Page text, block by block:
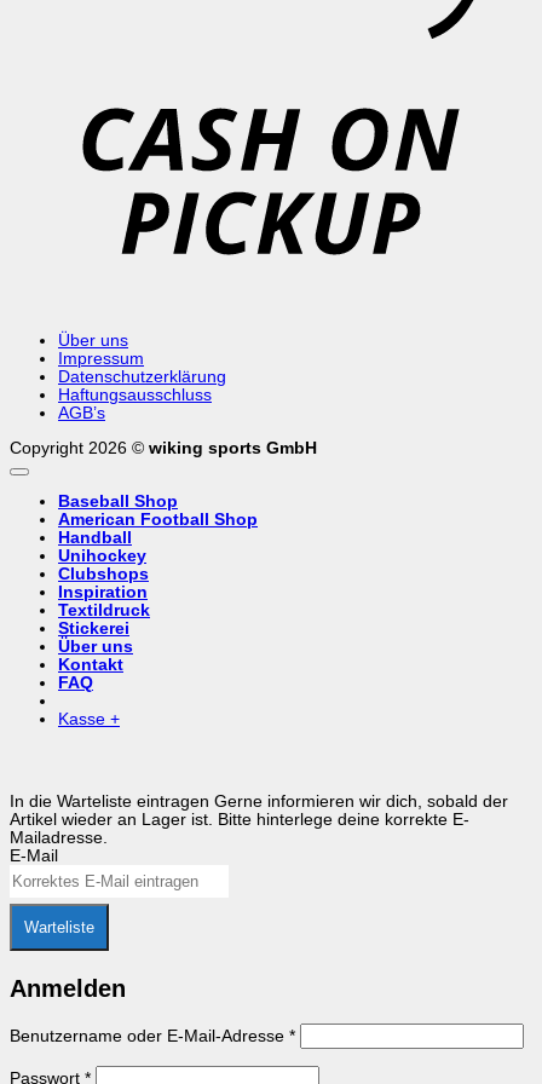
Über uns
Impressum
Datenschutzerklärung
Haftungsausschluss
AGB’s
Copyright 2026 © wiking sports GmbH
Baseball Shop
American Football Shop
Handball
Unihockey
Clubshops
Inspiration
Textildruck
Stickerei
Über uns
Kontakt
FAQ
Kasse +
In die Warteliste eintragen Gerne informieren wir dich, sobald der
Artikel wieder an Lager ist. Bitte hinterlege deine korrekte E-
Mailadresse.
E-Mail
Warteliste
Anmelden
Benutzername oder E-Mail-Adresse *Erforderlich
Passwort *Erforderlich